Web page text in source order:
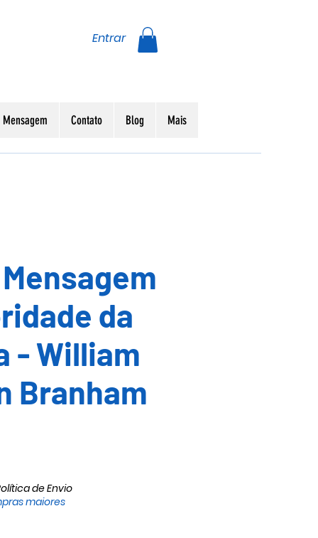
Entrar
Contato Blog Mais
da
- William
Branham
de Envio
maiores